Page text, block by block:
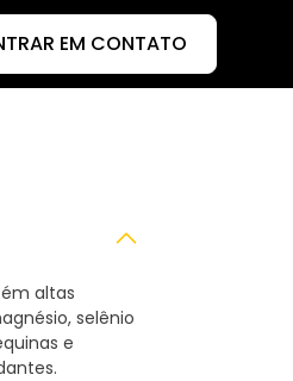
EM CONTATO
altas
selênio
e